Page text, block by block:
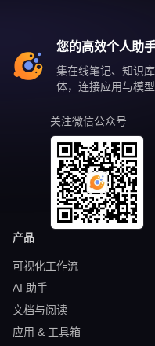
您的高效个人助
集在线笔记、知识
体，连接应用与模
关注微信公众号
产品
可视化工作流
AI 助手
文档与阅读
应用 & 工具箱